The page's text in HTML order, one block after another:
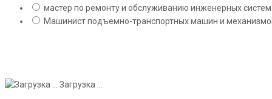
мастер по ремонту и обслуживанию инженерных
Машинист подъемно-транспортных машин и
Загрузка ...